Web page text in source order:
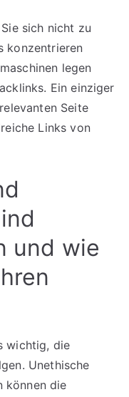
sich nicht zu
konzentrieren
legen
Ein einziger
Seite
Links von
und wie
wichtig, die
Unethische
können die